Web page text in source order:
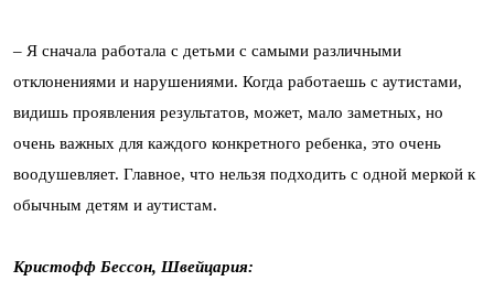
– Я сначала работала с детьми с самыми различными
отклонениями и нарушениями. Когда работаешь с аутистами,
видишь проявления результатов, может, мало заметных, но
очень важных для каждого конкретного ребенка, это очень
воодушевляет. Главное, что нельзя подходить с одной меркой к
обычным детям и аутистам.
Кристофф Бессон, Швейцария: